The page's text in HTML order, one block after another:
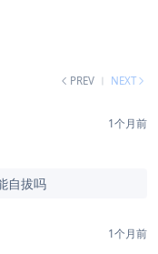
PREV NEXT
1个月前
自拔吗
1个月前